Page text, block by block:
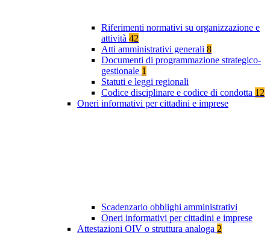
Riferimenti normativi su organizzazione e
attività 42
Atti amministrativi generali 8
Documenti di programmazione strategico-
gestionale 1
Statuti e leggi regionali
Codice disciplinare e codice di condotta 12
Oneri informativi per cittadini e imprese
Scadenzario obblighi amministrativi
Oneri informativi per cittadini e imprese
Attestazioni OIV o struttura analoga 2